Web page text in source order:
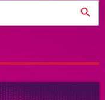
search